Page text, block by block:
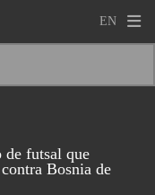
de futsal que
Bosnia de